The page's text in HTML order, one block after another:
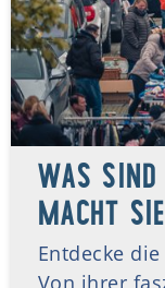
WAS SIND
MACHT
Entdecke
Von ihrer